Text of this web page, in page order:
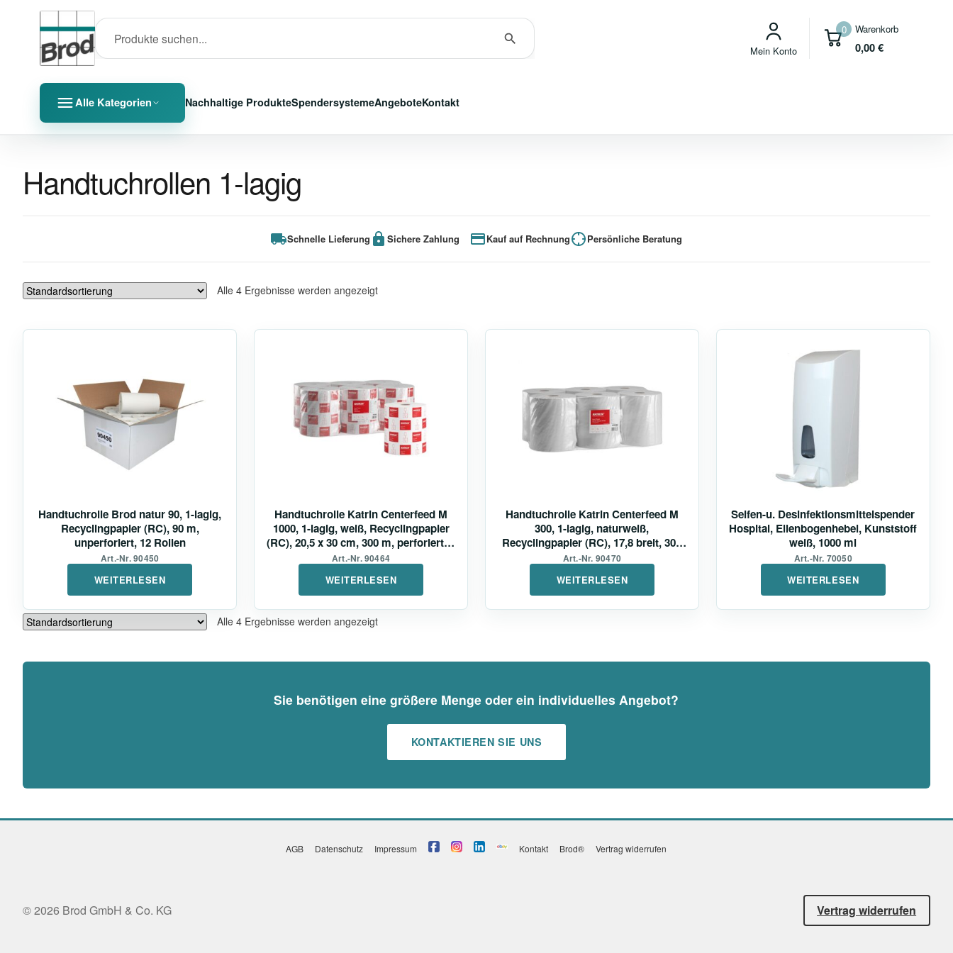
0 Warenkorb
0,00€
Mein Konto
Alle Kategorien Nachhaltige ProdukteSpendersystemeAngeboteKontakt
Handtuchrollen 1-lagig
Schnelle Lieferung Sichere Zahlung Kauf auf Rechnung Persönliche Beratung
Alle 4 Ergebnisse werden angezeigt
Handtuchrolle Brod natur 90, 1-lagig,
Recyclingpapier (RC), 90 m,
unperforiert, 12 Rollen
Art.-Nr. 90450
WEITERLESEN
Handtuchrolle Katrin Centerfeed M
1000, 1-lagig, weiß, Recyclingpapier
(RC), 20,5 x 30 cm, 300 m, perforiert, 6
Rollen
Art.-Nr. 90464
WEITERLESEN
Handtuchrolle Katrin Centerfeed M
300, 1-lagig, naturweiß,
Recyclingpapier (RC), 17,8 breit, 300
m, unperforiert
Art.-Nr. 90470
WEITERLESEN
Seifen-u. Desinfektionsmittelspender
Hospital, Ellenbogenhebel, Kunststoff
weiß, 1000 ml
Art.-Nr. 70050
WEITERLESEN
Alle 4 Ergebnisse werden angezeigt
Sie benötigen eine größere Menge oder ein individuelles Angebot?
KONTAKTIEREN SIE UNS
AGB Datenschutz Impressum Kontakt Brod® Vertrag widerrufen
© 2026 Brod GmbH & Co. KG Vertrag widerrufen